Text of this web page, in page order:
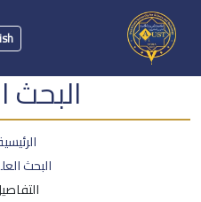
البحث
البحث